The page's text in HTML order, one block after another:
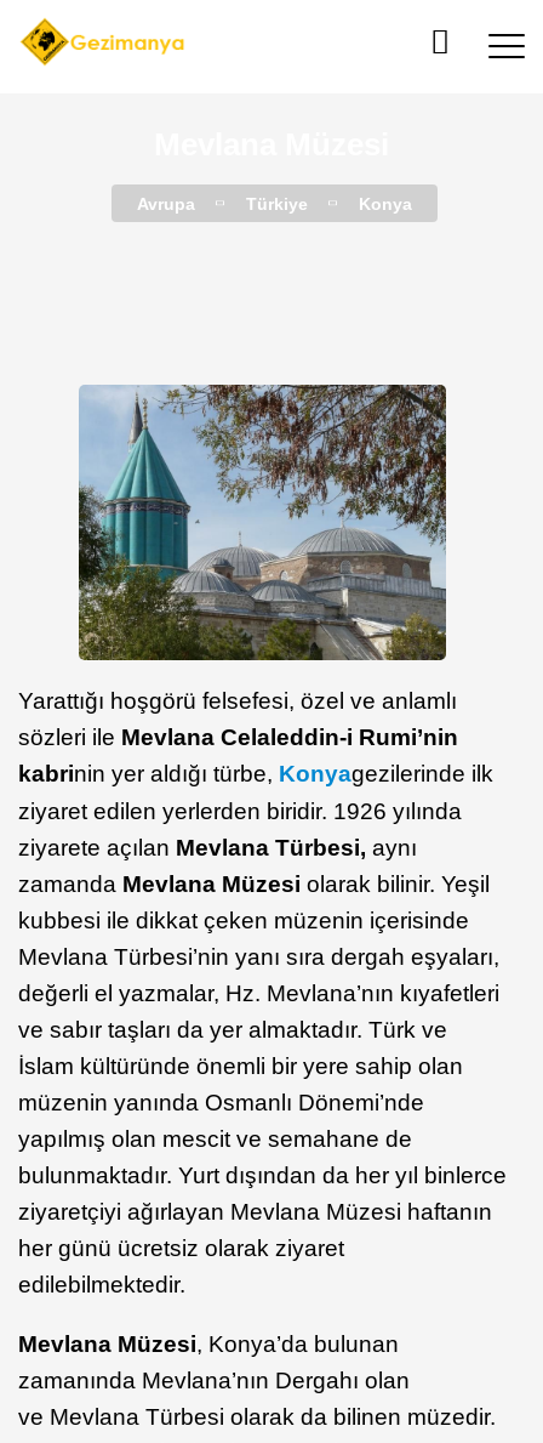
Avrupa Türkiye Konya
Yarattığı hoşgörü felsefesi, özel ve anlamlı
sözleri ile Mevlana Celaleddin-i Rumi’nin
kabrinin yer aldığı türbe, Konyagezilerinde ilk
ziyaret edilen yerlerden biridir. 1926 yılında
ziyarete açılan Mevlana Türbesi, aynı
zamanda Mevlana Müzesi olarak bilinir. Yeşil
kubbesi ile dikkat çeken müzenin içerisinde
Mevlana Türbesi’nin yanı sıra dergah eşyaları,
değerli el yazmalar, Hz. Mevlana’nın kıyafetleri
ve sabır taşları da yer almaktadır. Türk ve
İslam kültüründe önemli bir yere sahip olan
müzenin yanında Osmanlı Dönemi’nde
yapılmış olan mescit ve semahane de
bulunmaktadır. Yurt dışından da her yıl binlerce
ziyaretçiyi ağırlayan Mevlana Müzesi haftanın
her günü ücretsiz olarak ziyaret
edilebilmektedir.
Mevlana Müzesi, Konya’da bulunan
zamanında Mevlana’nın Dergahı olan
ve Mevlana Türbesi olarak da bilinen müzedir.